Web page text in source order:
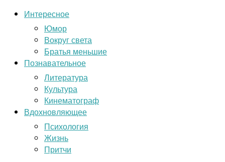
Интересное
Юмор
Вокруг света
Братья меньшие
Познавательное
Литература
Культура
Кинематограф
Вдохновляющее
Психология
Жизнь
Притчи